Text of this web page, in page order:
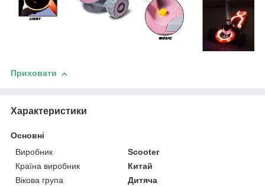
Приховати
Характеристики
Основні
Виробник
Scooter
Країна виробник
Китай
Вікова група
Дитяча